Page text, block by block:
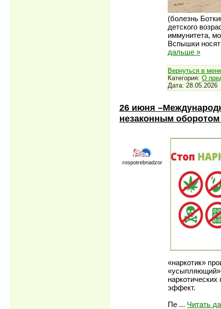
(болезнь
детского
иммунитета,
Вспышки носят
дальше »
Вернуться в
Категория: О
Дата: 28.05.2026
26 июня
незаконным оборотом
rospotrebnadzor
«наркотик»
эффект.
Пе ... Читать